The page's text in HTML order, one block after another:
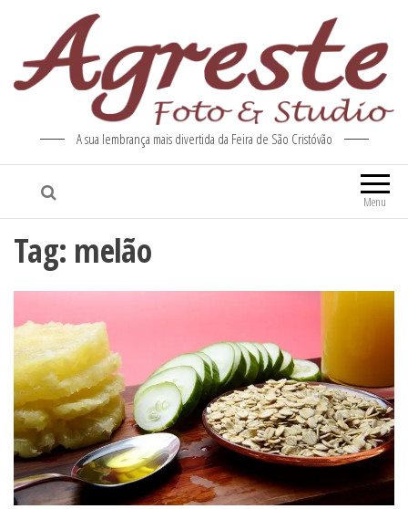
A sua lembrança mais divertida da Feira de São Cristóvão
Menu
Tag: melão